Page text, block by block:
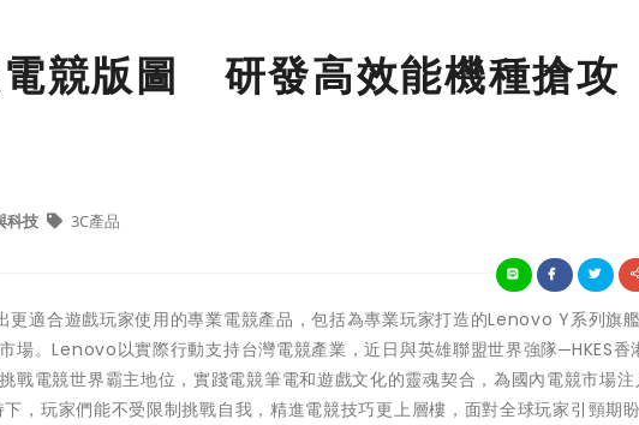
競版圖 研發高效能機種搶攻
科技 3C產品
適合遊戲玩家使用的專業電競產品，包括為專業玩家打造的Lenovo Y系列旗艦
場。Lenovo以實際行動支持台灣電競產業，近日與英雄聯盟世界強隊─HKES香
戰電競世界霸主地位，實踐電競筆電和遊戲文化的靈魂契合，為國內電競市場注
，玩家們能不受限制挑戰自我，精進電競技巧更上層樓，面對全球玩家引頸期盼